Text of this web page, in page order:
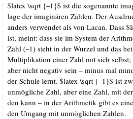
$latex \sqrt {–1}$ ist die soge­nann­te
la­ge der ima­gi­nä­ren Zah­len. Der
anders ver­wen­det als von Lacan. Dass
ist, meint: dass sie im Sys­tem der
Zahl (–1) steht in der Wur­zel und das
Mul­ti­pli­ka­ti­on einer Zahl mit sich selbst;
aber nicht nega­tiv sein – minus mal
der Schu­le lernt. $latex \sqrt {–1}$ ist
unmög­li­che Zahl, aber eine Zahl, mit
den kann – in der Arith­me­tik gibt es
den Umgang mit unmög­li­chen Zahlen.